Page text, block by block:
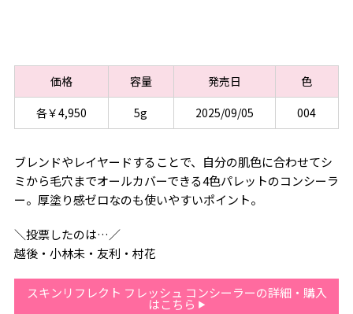
価格 容量 発売日
色
各￥4,950
5g 2025/09/05 004
ブレンドやレイヤードすることで、自分の肌色に合わせてシ
ミから毛穴までオールカバーできる4色パレットのコンシーラ
ー。厚塗り感ゼロなのも使いやすいポイント。
＼投票したのは…／
越後・小林未・友利・村花
スキンリフレクト フレッシュ コンシーラーの詳細・購入
はこちら